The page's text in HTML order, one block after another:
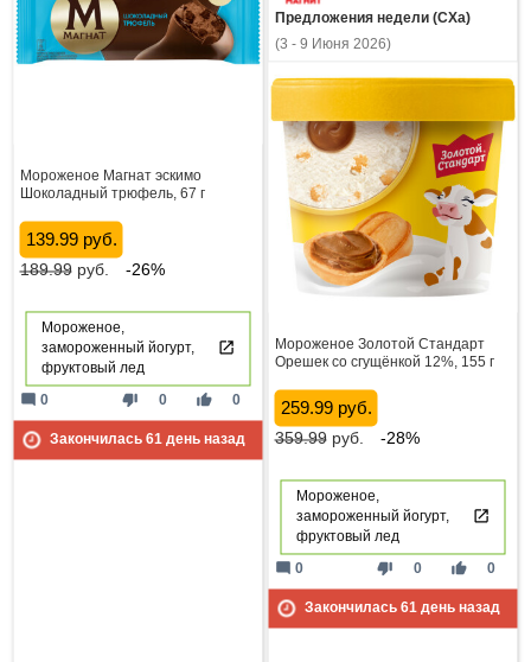
Мороженое Магнат эскимо
Шоколадный трюфель, 67 г
139.99 руб.
189.99руб. -26%
Мороженое,
замороженный йогурт,
фруктовый лед
thumb_down 0 thumb_up 0
mode_comment 0
Закончилась 61день назад
Предложения недели (СХа)
(3 - 9 Июня 2026)
Мороженое Золотой Стандарт
Орешек со сгущёнкой 12%, 155 г
259.99 руб.
359.99руб. -28%
Мороженое,
замороженный йогурт,
фруктовый лед
thumb_down 0 thumb_up 0
mode_comment 0
Закончилась 61день назад